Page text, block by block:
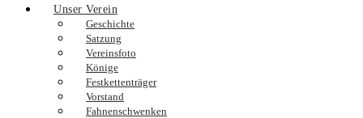
Unser Verein
Geschichte
Satzung
Vereinsfoto
Könige
Festkettenträger
Vorstand
Fahnenschwenken